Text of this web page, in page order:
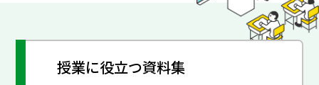
授業に役立つ資料集